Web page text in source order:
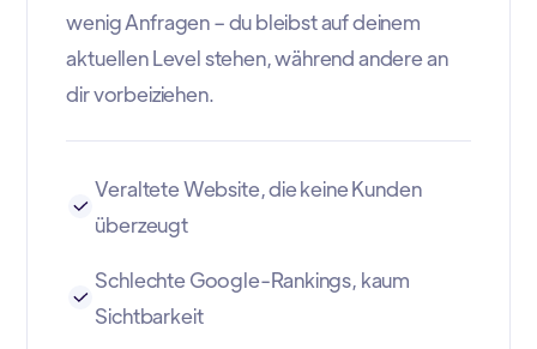
wenig Anfragen – du bleibst auf deinem
aktuellen Level stehen, während andere an
dir vorbeiziehen.
Veraltete Website, die keine Kunden
überzeugt
Schlechte Google-Rankings, kaum
Sichtbarkeit